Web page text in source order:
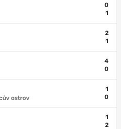
0
1
2
1
4
0
ostrov
1
0
1
2